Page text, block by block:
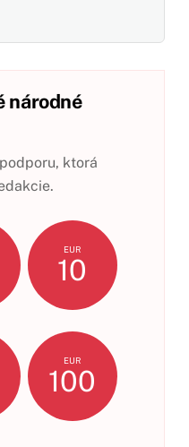
národné
ktorá
EUR
10
EUR
100